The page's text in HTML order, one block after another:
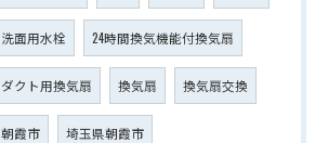
洗面用水栓 24時間換気機能付換気扇
ダクト用換気扇 換気扇 換気扇交換
朝霞市 埼玉県朝霞市